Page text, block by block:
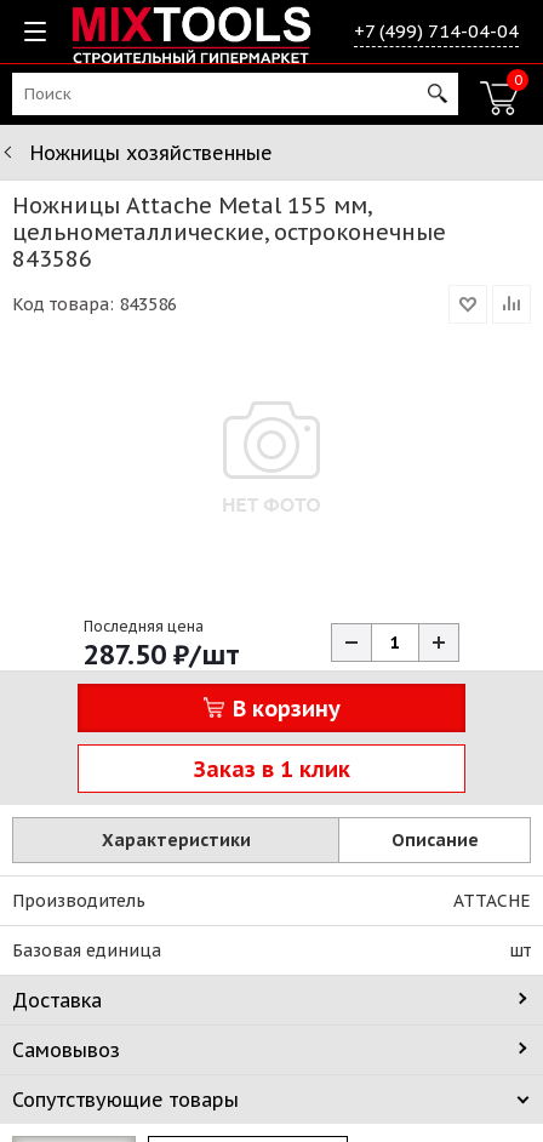
+7 (499) 714-04-04
0
Ножницы хозяйственные
Ножницы Attache Metal 155 мм,
цельнометаллические, остроконечные
843586
Код товара: 843586
Последняя цена
287.50 ₽/шт
В корзину
Заказ в 1 клик
Характеристики Описание
Производитель ATTACHE
Базовая единица шт
Доставка
Самовывоз
Сопутствующие товары